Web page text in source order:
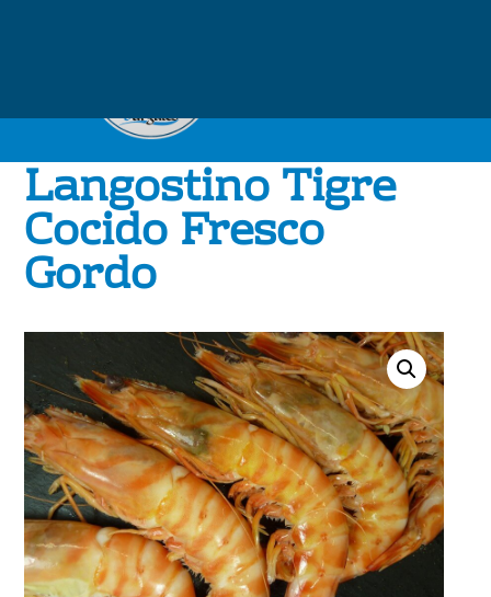
Langostino Tigre
Cocido Fresco
Gordo